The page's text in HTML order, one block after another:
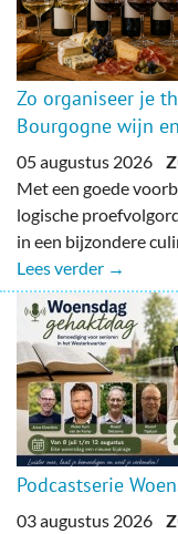
Zo organiseer je
Bourgogne wijn
05 augustus 2026
Met een goede
logische
in een bijzondere
Lees verder →
Podcastserie
03 augustus 2026